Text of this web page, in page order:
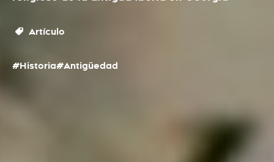
Artículo
#Historia#Antigüedad